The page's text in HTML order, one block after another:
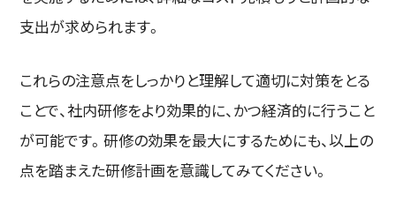
支出が求められます。
これらの注意点をしっかりと理解して適切に対策をとる
ことで、社内研修をより効果的に、かつ経済的に行うこと
が可能です。研修の効果を最大にするためにも、以上の
点を踏まえた研修計画を意識してみてください。